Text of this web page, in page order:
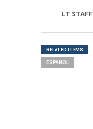
LT STAFF
RELATED ITEMS
ESPANOL